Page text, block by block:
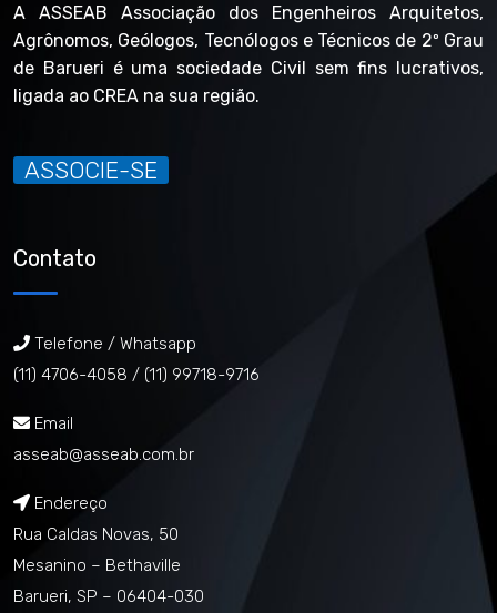
A ASSEAB Associação dos Engenheiros Arquitetos,
Agrônomos, Geólogos, Tecnólogos e Técnicos de 2º Grau
de Barueri é uma sociedade Civil sem fins lucrativos,
ligada ao CREA na sua região.
ASSOCIE-SE
Contato
Telefone / Whatsapp
(11) 4706-4058 / (11) 99718-9716
Email
asseab@asseab.com.br
Endereço
Rua Caldas Novas, 50
Mesanino – Bethaville
Barueri, SP – 06404-030